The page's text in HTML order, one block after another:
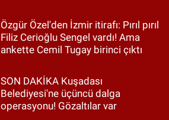
Özgür Özel'den İzmir itirafı: Pırıl pırıl
Filiz Cerioğlu Sengel vardı! Ama
ankette Cemil Tugay birinci çıktı
SON DAKİKA Kuşadası
Belediyesi'ne üçüncü dalga
operasyonu! Gözaltılar var